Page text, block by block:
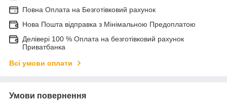
Повна Оплата на Безготівковий рахунок
Нова Пошта відправка з Мінімальною Предоплатою
Делівері 100 % Оплата на безготівковий рахунок
Приватбанка
Всі умови оплати
Умови повернення